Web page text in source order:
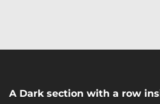
A Dark section with a row